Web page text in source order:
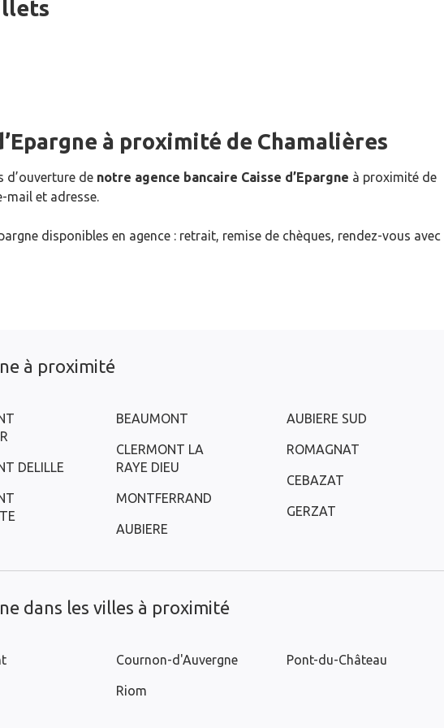
à proximité de Chamalières
d’ouverture de notre agence bancaire Caisse d’Epargne à proximité de
mail et adresse.
disponibles en agence : retrait, remise de chèques, rendez-vous avec
à proximité
DELILLE
BEAUMONT
CLERMONT LA
RAYE DIEU
MONTFERRAND
AUBIERE
AUBIERE SUD
ROMAGNAT
CEBAZAT
GERZAT
dans les villes à proximité
Cournon-d'Auvergne
Riom
Pont-du-Château